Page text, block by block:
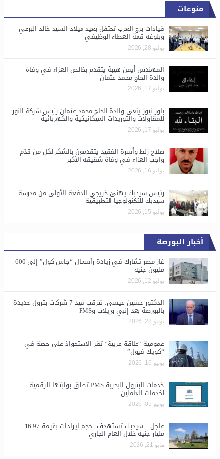
منوعات
قيادات برج العرب تحتفل بعيد ميلاد السيد خالد البرعي
وبلوغه قمة العطاء الوظيفي
يوليو 28, 2026
المهندس أيمن هيبة يتقدم بخالص العزاء في وفاة
والدة الحاج محمد عثمان
يوليو 17, 2026
باور نيوز ينعى والدة الحاج محمد عثمان رئيس شركة النور
للمقاولات والتوريدات الميكانيكية والكهربائية
يوليو 17, 2026
صلاح زلط وأسرة الفقيد يتقدمون بالشكر لكل من قدّم
واجب العزاء في وفاة شقيقه الأكبر
يوليو 16, 2026
رئيس سيدبك يهنئ خريجي الدفعة الأولى من مدرسة
سيدبك للتكنولوجيا التطبيقية
يوليو 15, 2026
أخبار البورصة
غاز مصر تشارك في زيادة رأسمال “جاس كول” إلى 600
مليون جنيه
يوليو 12, 2026
الدكتور حسين عيسى: نترقب قيد 7 شركات بترول جديدة
بالبورصة بعد إنبي وإيلاب وPMS
يونيو 28, 2026
​عمومية “طاقة عربية” تقر الاستحواذ على حصة في
“كويك فيول”
يونيو 16, 2026
خدمات البترول البحرية PMS تطلق بوابتها الرقمية
لخدمات العاملين
يونيو 05, 2026
عاجل .. سيدبك تستهدف حجم إيرادات بقيمة 16.97
مليار جنيه خلال العام الجاري
مايو 21, 2026